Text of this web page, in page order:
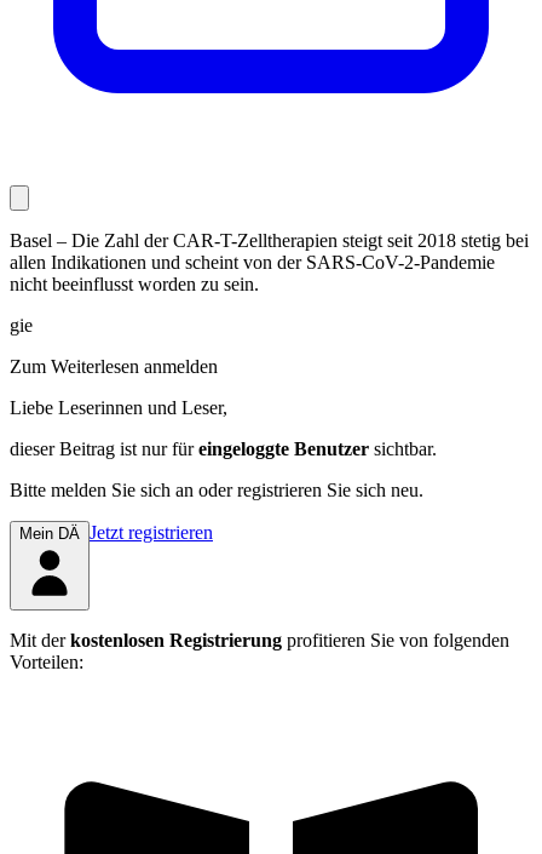
Basel – Die Zahl der CAR-T-Zelltherapien steigt seit 2018 stetig bei
allen Indikationen und scheint von der SARS-CoV-2-Pandemie
nicht beeinflusst worden zu sein.
gie
Zum Weiterlesen anmelden
Liebe Leserinnen und Leser,
dieser Beitrag ist nur füreingeloggte Benutzer sichtbar.
Bitte melden Sie sich an oder registrieren Sie sich neu.
Mein DÄ Jetzt registrieren
Mit derkostenlosen Registrierung profitieren Sie von folgenden
Vorteilen: